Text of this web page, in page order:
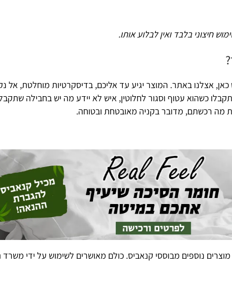
ואין לבלוע אותו.
באתר. המוצר יגיע עד אליכם, בדיסקרטיות מוחלטת, אל נקודת איסוף
עטוף וסגור לחלוטין, איש לא יידע מה יש בחבילה שתקבלו מלבדכם.
מדובר בקניה מאובטחת ובטוחה.
מבוססי קנאביס. כולם מאושרים לשימוש על ידי משרד הבריאות